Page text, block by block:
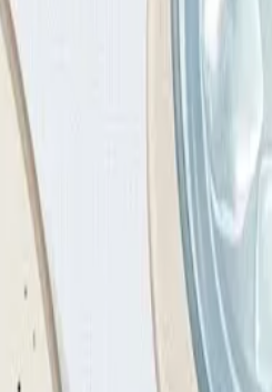
− 161
~0,5 кг в неделю.